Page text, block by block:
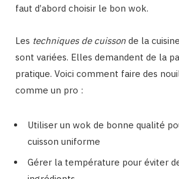
faut d’abord choisir le bon wok.
Les techniques de cuisson de la
sont variées. Elles demandent de la
pratique. Voici comment faire des
comme un pro :
Utiliser un wok de bonne qualité
cuisson uniforme
Gérer la température pour éviter